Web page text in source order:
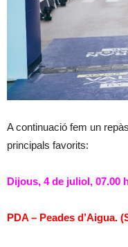
A continuació fem un
principals favorits:
Dijous, 4 de juliol, 07.00
PDA – Peades d’Aigua.